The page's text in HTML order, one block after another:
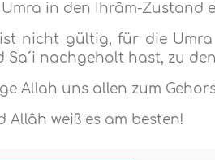
Umra in den Ihrâm-Zustand
nicht gültig, für die
Sa´i nachgeholt hast, zu
Allah uns allen zum
Allâh weiß es am besten!